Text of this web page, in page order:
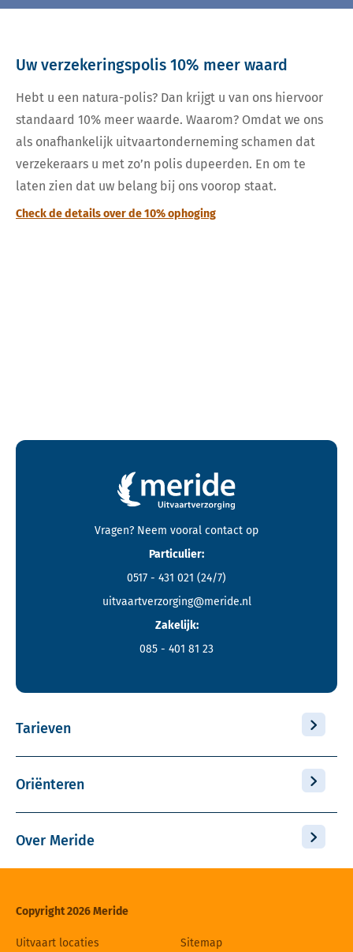
Uw verzekeringspolis 10% meer waard
Hebt u een natura-polis? Dan krijgt u van ons hiervoor
standaard 10% meer waarde. Waarom? Omdat we ons
als onafhankelijk uitvaartonderneming schamen dat
verzekeraars u met zo’n polis dupeerden. En om te
laten zien dat uw belang bij ons voorop staat.
Check de details over de 10% ophoging
Contactgegevens en footer menu van Meride
Vragen? Neem vooral contact op
Particulier:
0517 - 431 021 (24/7)
uitvaartverzorging@meride.nl
Zakelijk:
085 - 401 81 23
Tarieven
Oriënteren
Over Meride
Copyright 2026 Meride
Uitvaart locaties Sitemap